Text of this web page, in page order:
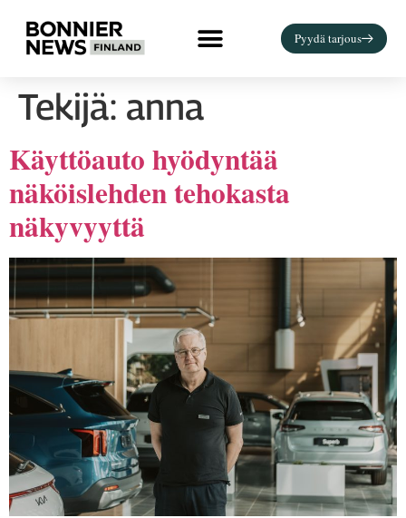
Pyydä tarjous
Tekijä: anna
Käyttöauto hyödyntää
näköislehden tehokasta
näkyvyyttä